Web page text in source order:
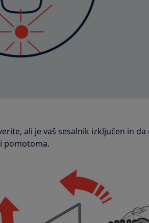
ali je vaš sesalnik izključen in da
pomotoma.